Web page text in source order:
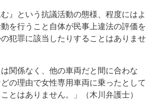
む』という抗議活動の態様、程度にはよ
を行うこと自体が民事上違法の評価を
犯罪に該当したりすることはありませ
関係なく、他の車両だと間に合わな
の理由で女性専用車両に乗ったとして
とはありません。」（木川弁護士）